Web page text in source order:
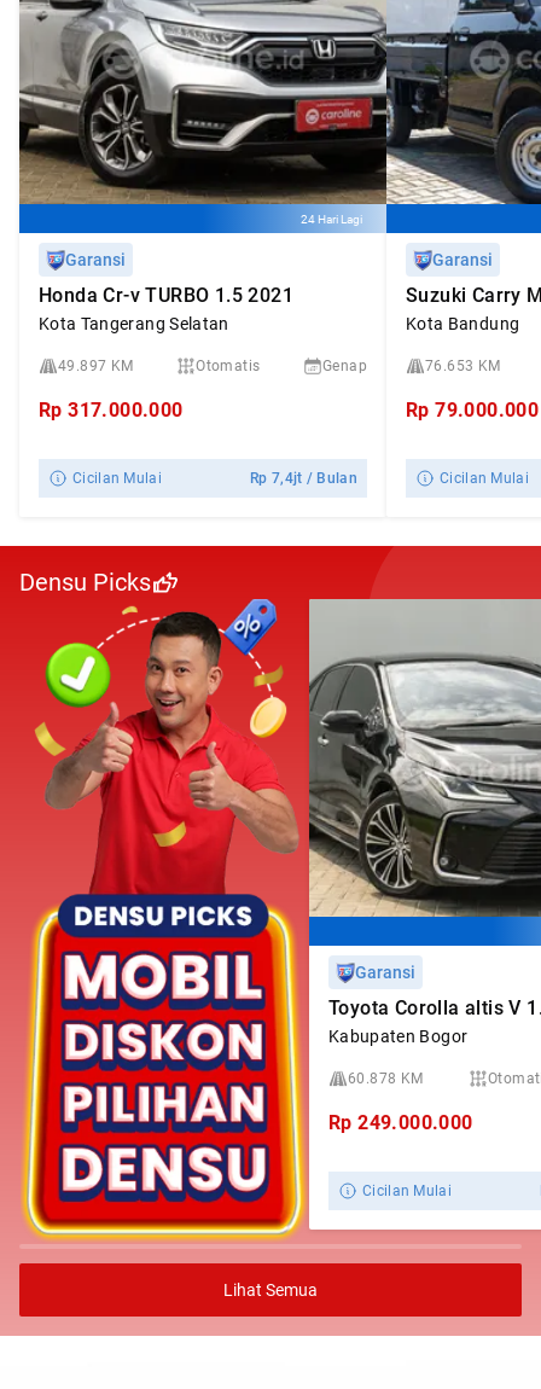
24 Hari Lagi
Garansi
Honda Cr-v TURBO 1.5 2021
Kota Tangerang Selatan
49.897 KM Otomatis Genap
Rp317.000.000
Cicilan Mulai Rp7,4jt / Bulan
Garansi
Kota Bandung
76.653 KM
Rp79.000.000
Cicilan Mulai
Densu Picks
Garansi
Toyota Corolla altis V
Kabupaten Bogor
60.878 KM
Rp249.000.000
Cicilan Mulai
Lihat Semua